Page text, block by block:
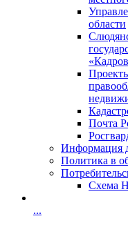
области
Почта
Информация
Политика в
Схема
...